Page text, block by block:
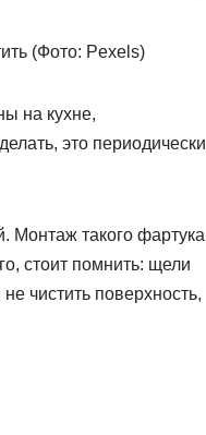
(Фото: Pexels)
на кухне,
это периодически
Монтаж такого фартука
стоит помнить: щели
чистить поверхность,